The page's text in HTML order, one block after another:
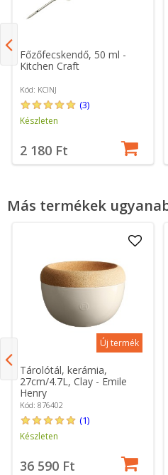
Főzőfecskendő, 50 ml -
Kitchen Craft
Kód: KCINJ
(3)
Készleten
2 180 Ft
Más termékek
Új termék
Tárolótál, kerámia,
27cm/4.7L, Clay - Emile
Henry
Kód: 876402
(1)
Készleten
36 590 Ft